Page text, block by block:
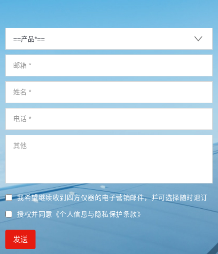
我希望继续收到四方仪器的电子营销邮件，并可选择随时退订
授权并同意 《个人信息与隐私保护条款》
发送